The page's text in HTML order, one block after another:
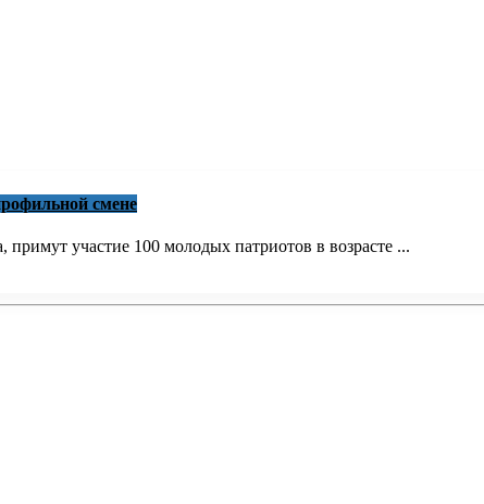
смене
примут участие 100 молодых патриотов в возрасте ...